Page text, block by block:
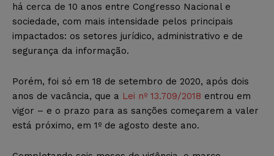
há cerca de 10 anos entre Congresso Nacional e
sociedade, com mais intensidade pelos principais
impactados: os setores jurídico, administrativo e de
segurança da informação.
Porém, foi só em 18 de setembro de 2020, após dois
anos de vacância, que a Lei nº 13.709/2018 entrou em
vigor – e o prazo para as sanções começarem a valer
está próximo, em 1º de agosto deste ano.